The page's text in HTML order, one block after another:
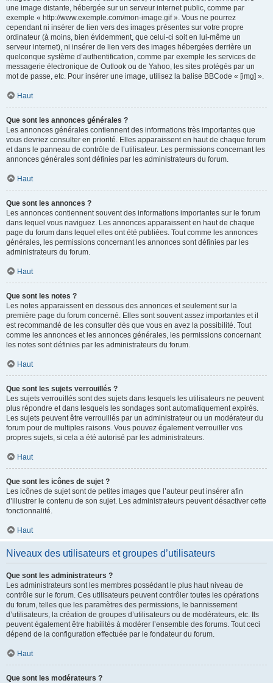
une image distante, hébergée sur un serveur internet public, comme par
exemple « http://www.exemple.com/mon-image.gif ». Vous ne pourrez
cependant ni insérer de lien vers des images présentes sur votre propre
ordinateur (à moins, bien évidemment, que celui-ci soit en lui-même un
serveur internet), ni insérer de lien vers des images hébergées derrière un
quelconque système d’authentification, comme par exemple les services de
messagerie électronique de Outlook ou de Yahoo, les sites protégés par un
mot de passe, etc. Pour insérer une image, utilisez la balise BBCode « [img] ».
Haut
Que sont les annonces générales ?
Les annonces générales contiennent des informations très importantes que
vous devriez consulter en priorité. Elles apparaissent en haut de chaque forum
et dans le panneau de contrôle de l’utilisateur. Les permissions concernant les
annonces générales sont définies par les administrateurs du forum.
Haut
Que sont les annonces ?
Les annonces contiennent souvent des informations importantes sur le forum
dans lequel vous naviguez. Les annonces apparaissent en haut de chaque
page du forum dans lequel elles ont été publiées. Tout comme les annonces
générales, les permissions concernant les annonces sont définies par les
administrateurs du forum.
Haut
Que sont les notes ?
Les notes apparaissent en dessous des annonces et seulement sur la
première page du forum concerné. Elles sont souvent assez importantes et il
est recommandé de les consulter dès que vous en avez la possibilité. Tout
comme les annonces et les annonces générales, les permissions concernant
les notes sont définies par les administrateurs du forum.
Haut
Que sont les sujets verrouillés ?
Les sujets verrouillés sont des sujets dans lesquels les utilisateurs ne peuvent
plus répondre et dans lesquels les sondages sont automatiquement expirés.
Les sujets peuvent être verrouillés par un administrateur ou un modérateur du
forum pour de multiples raisons. Vous pouvez également verrouiller vos
propres sujets, si cela a été autorisé par les administrateurs.
Haut
Que sont les icônes de sujet ?
Les icônes de sujet sont de petites images que l’auteur peut insérer afin
d’illustrer le contenu de son sujet. Les administrateurs peuvent désactiver cette
fonctionnalité.
Haut
Niveaux des utilisateurs et groupes d’utilisateurs
Que sont les administrateurs ?
Les administrateurs sont les membres possédant le plus haut niveau de
contrôle sur le forum. Ces utilisateurs peuvent contrôler toutes les opérations
du forum, telles que les paramètres des permissions, le bannissement
d’utilisateurs, la création de groupes d’utilisateurs ou de modérateurs, etc. Ils
peuvent également être habilités à modérer l’ensemble des forums. Tout ceci
dépend de la configuration effectuée par le fondateur du forum.
Haut
Que sont les modérateurs ?